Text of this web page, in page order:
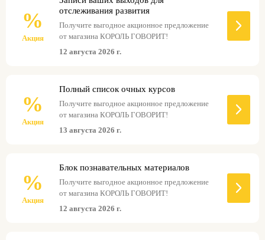
%
Акция
отслеживания развития
Получите выгодное акционное предложение
от магазина КОРОЛЬ ГОВОРИТ!
12 августа 2026 г.
%
Акция
Полный список очных курсов
Получите выгодное акционное предложение
от магазина КОРОЛЬ ГОВОРИТ!
13 августа 2026 г.
%
Акция
Блок познавательных материалов
Получите выгодное акционное предложение
от магазина КОРОЛЬ ГОВОРИТ!
12 августа 2026 г.